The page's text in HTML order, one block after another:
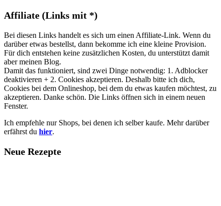
Affiliate (Links mit *)
Bei diesen Links handelt es sich um einen Affiliate-Link. Wenn du
darüber etwas bestellst, dann bekomme ich eine kleine Provision.
Für dich entstehen keine zusätzlichen Kosten, du unterstützt damit
aber meinen Blog.
Damit das funktioniert, sind zwei Dinge notwendig: 1. Adblocker
deaktivieren + 2. Cookies akzeptieren. Deshalb bitte ich dich,
Cookies bei dem Onlineshop, bei dem du etwas kaufen möchtest, zu
akzeptieren. Danke schön. Die Links öffnen sich in einem neuen
Fenster.
Ich empfehle nur Shops, bei denen ich selber kaufe. Mehr darüber
erfährst du hier.
Neue Rezepte